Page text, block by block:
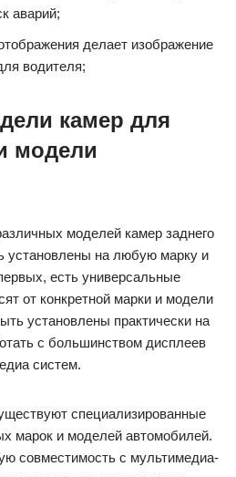
аварий;
делает изображение
водителя;
камер для
модели
моделей камер заднего
установлены на любую марку и
есть универсальные
от конкретной марки и модели
установлены практически на
с большинством дисплеев
систем.
специализированные
марок и моделей автомобилей.
совместимость с мультимедиа-